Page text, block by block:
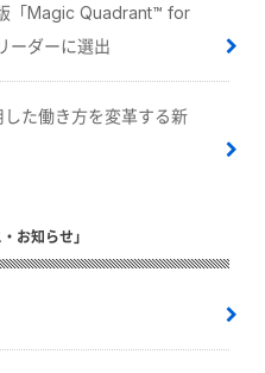
「Magic Quadrant™ for
ーダーに選出
た働き方を変革する新
お知らせ」